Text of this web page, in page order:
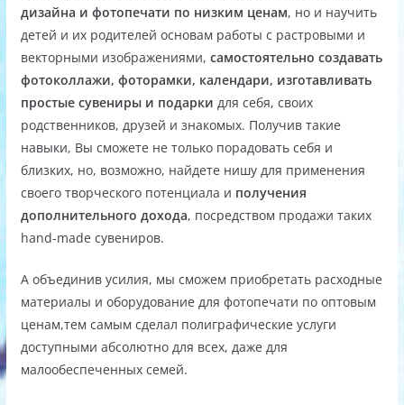
дизайна и фотопечати по низким ценам, но и научить
детей и их родителей основам работы с растровыми и
векторными изображениями, самостоятельно создавать
фотоколлажи, фоторамки, календари, изготавливать
простые сувениры и подарки для себя, своих
родственников, друзей и знакомых. Получив такие
навыки, Вы сможете не только порадовать себя и
близких, но, возможно, найдете нишу для применения
своего творческого потенциала и получения
дополнительного дохода, посредством продажи таких
hand-made сувениров.
А объединив усилия, мы сможем приобретать расходные
материалы и оборудование для фотопечати по оптовым
ценам,тем самым сделал полиграфические услуги
доступными абсолютно для всех, даже для
малообеспеченных семей.